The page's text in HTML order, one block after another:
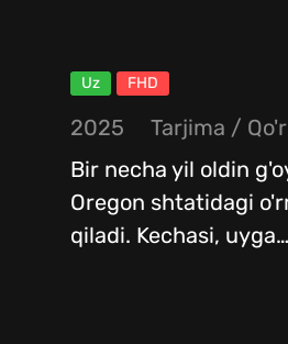
Uz FHD
2025 Tarjima /
Bir necha yil oldin
Oregon shtatidagi
qiladi. Kechasi, uyga…